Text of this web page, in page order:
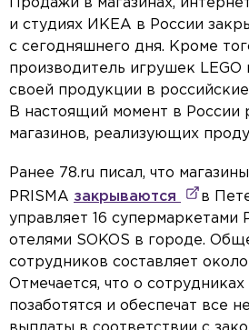
Продажи в магазинах,
и студиях ИКЕА в России
с сегодняшнего дня. Кроме
производитель игрушек LEGO
своей продукции в российские
В настоящий момент в России
магазинов, реализующих
Ранее 78.ru писал, что
PRISMA закрываются
в
управляет 16 супермаркетами
отелями SOKOS в городе.
сотрудников составляет
Отмечается, что о сотрудниках
позаботятся и обеспечат все
выплаты в соответствии с